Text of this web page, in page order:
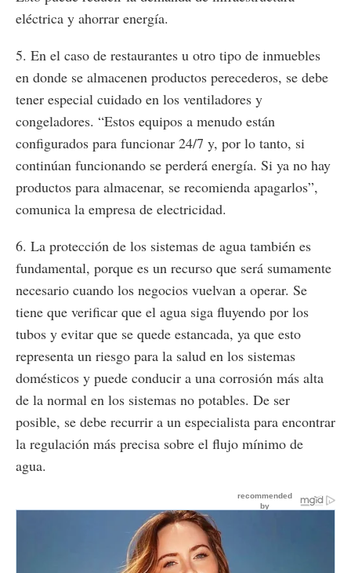
eléctrica y ahorrar energía.
5. En el caso de restaurantes u otro tipo de inmuebles
en donde se almacenen productos perecederos, se debe
tener especial cuidado en los ventiladores y
congeladores. “Estos equipos a menudo están
configurados para funcionar 24/7 y, por lo tanto, si
continúan funcionando se perderá energía. Si ya no hay
productos para almacenar, se recomienda apagarlos”,
comunica la empresa de electricidad.
6. La protección de los sistemas de agua también es
fundamental, porque es un recurso que será sumamente
necesario cuando los negocios vuelvan a operar. Se
tiene que verificar que el agua siga fluyendo por los
tubos y evitar que se quede estancada, ya que esto
representa un riesgo para la salud en los sistemas
domésticos y puede conducir a una corrosión más alta
de la normal en los sistemas no potables. De ser
posible, se debe recurrir a un especialista para encontrar
la regulación más precisa sobre el flujo mínimo de
agua.